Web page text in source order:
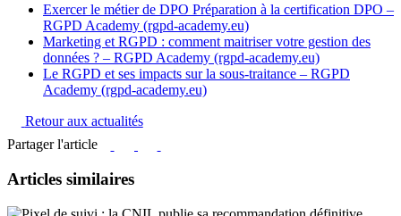
Exercer le métier de DPO Préparation à la certification DPO –
RGPD Academy (rgpd-academy.eu)
Marketing et RGPD : comment maitriser votre gestion des
données ? – RGPD Academy (rgpd-academy.eu)
Le RGPD et ses impacts sur la sous-traitance – RGPD
Academy (rgpd-academy.eu)
Retour aux actualités
Partager l'article
Articles similaires